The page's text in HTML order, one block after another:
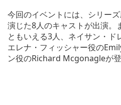
今回のイベントには、シリー
演じた8人のキャストが出演。
ともいえる3人、ネイサン・ド
エレナ・フィッシャー役の
ン役のRichard Mcgonagleが登